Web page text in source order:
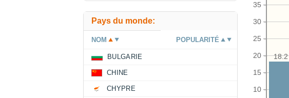
10
15
20
25
30
35
18.2
Pays du monde:
NOM POPULARITÉ
BULGARIE
CHINE
CHYPRE